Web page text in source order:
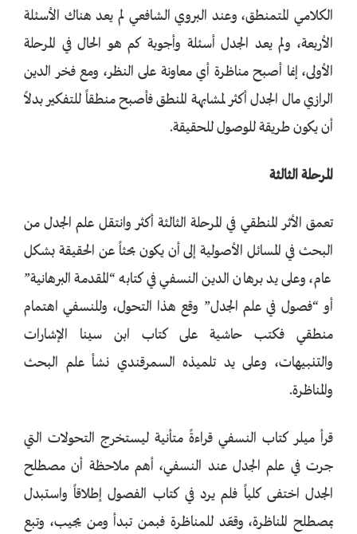
الكلامي المتمنطق، وعند البروي الشافعي لم يعد هناك الأسئلة
الأربعة، ولم يعد الجدل أسئلة وأجوبة كم هو الحال في المرحلة
الأولى، إنما أصبح مناظرة أي معاونة على النظر، ومع فخر الدين
الرازي مال الجدل أكثر لمشابهة المنطق فأصبح منطقاً للتفكير بدلاً
أن يكون طريقة للوصول للحقيقة.
المرحلة الثالثة
تعمق الأثر المنطقي في المرحلة الثالثة أكثر وانتقل علم الجدل من
البحث في المسائل الأصولية إلى أن يكون بحثاً عن الحقيقة بشكل
عام، وعلى يد برهان الدين النسفي في كتابه “المقدمة البرهانية”
أو “فصول في علم الجدل” وقع هذا التحول، وللنسفي اهتمام
منطقي فكتب حاشية على كتاب ابن سينا الإشارات
والتنبيهات، وعلى يد تلميذه السمرقندي نشأ علم البحث
والمناظرة.
قرأ ميلر كتاب النسفي قراءةً متأنية ليستخرج التحولات التي
جرت في علم الجدل عند النسفي، أهم ملاحظة أن مصطلح
الجدل اختفى كلياً فلم يرد في كتاب الفصول إطلاقاً واستبدل
بمصطلح المناظرة، وقعّد للمناظرة فبمن تبدأ ومن يجيب، وتبع